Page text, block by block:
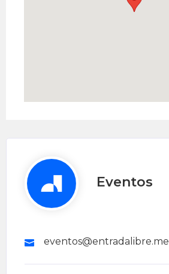
Eventos
eventos@entradalibre.me